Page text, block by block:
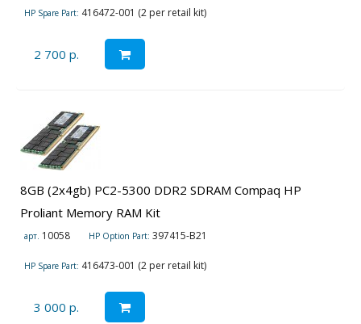
HP Spare Part: 416472-001 (2 per retail kit)
2 700 р.
8GB (2x4gb) PC2-5300 DDR2 SDRAM Compaq HP
Proliant Memory RAM Kit
арт. 10058 HP Option Part: 397415-B21
HP Spare Part: 416473-001 (2 per retail kit)
3 000 р.